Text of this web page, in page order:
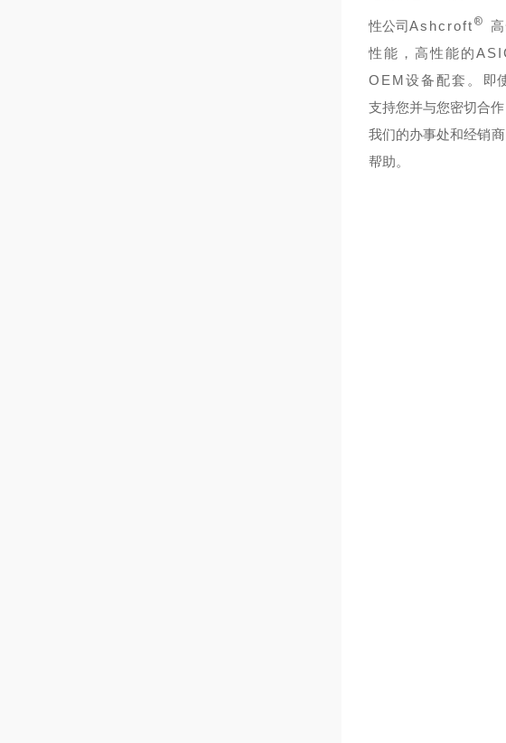
性公司Ashcroft ®
性能，高性能的
OEM设备配套。 即
支持您并与您密切合
我们的办事处和经销
帮助。